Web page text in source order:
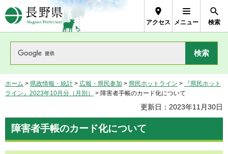
長野県Nagano Prefecture
アクセス メニュー 検索
ホーム > 県政情報・統計 > 広報・県民参加 > 県民ホットライン >
『県民ホット
ライン』2023年10月分（月別）
> 障害者手帳のカード化について
更新日：2023年11月30日
障害者手帳のカード化について